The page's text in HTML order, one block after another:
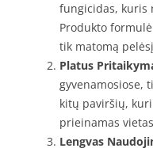
fungicidas, kuris
Produkto
tik matomą
Platus
gyvenamosiose,
kitų paviršių,
prieinamas
Lengvas